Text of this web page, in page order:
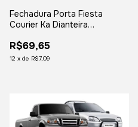
Fechadura Porta Fiesta
Courier Ka Dianteira
Trava Eletrica
R$69,65
12 x de R$7,09